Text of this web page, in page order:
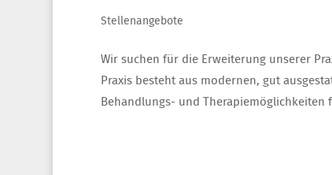
Stellenangebote
Wir suchen für die Erweiterung unserer
Praxis besteht aus modernen, gut
Behandlungs- und Therapiemöglichkeiten